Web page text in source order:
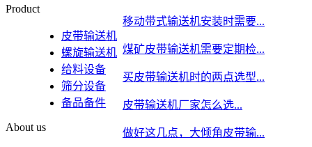
移动带式输送机安装时需要...
煤矿皮带输送机需要定期检...
买皮带输送机时的两点选型...
皮带输送机厂家怎么选...
做好这几点，大倾角皮带输...
Product
皮带输送机
螺旋输送机
给料设备
筛分设备
备品备件
About us